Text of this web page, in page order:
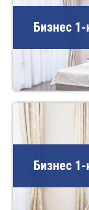
Бизнес
Бизнес